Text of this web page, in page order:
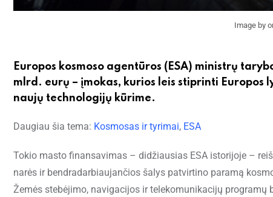
Image by
Europos kosmoso agentūros (ESA) ministrų
mlrd. eurų – įmokas, kurios leis stiprinti Europos
naujų technologijų kūrime.
Daugiau šia tema: Kosmosas ir tyrimai, ESA
Tokio masto finansavimas – didžiausias ESA istorijoje –
narės ir bendradarbiaujančios šalys patvirtino paramą
Žemės stebėjimo, navigacijos ir telekomunikacijų programų